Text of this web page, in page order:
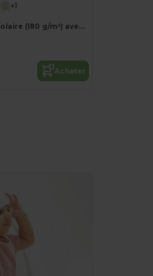
+1
Couverture polaire (180 g/m²) avec poignée amovible
Acheter